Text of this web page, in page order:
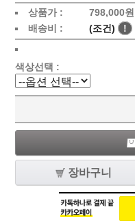
상품가 : 798,000원
배송비 : (조건) !
색상선택 :
장바구니